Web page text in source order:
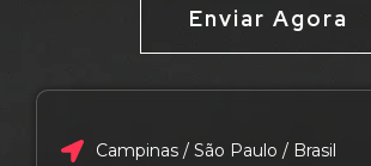
Enviar Agora
Campinas / São Paulo / Brasil